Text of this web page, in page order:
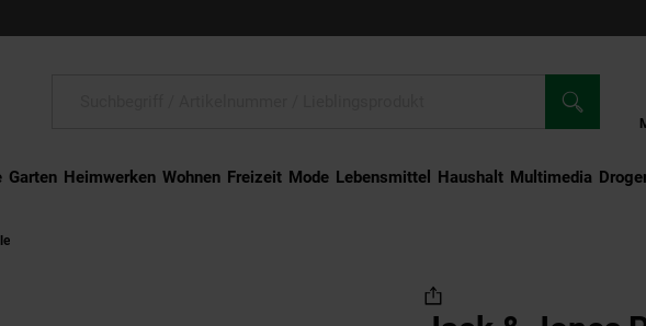
Garten Heimwerken Wohnen Freizeit Mode Lebensmittel Haushalt Multimedia